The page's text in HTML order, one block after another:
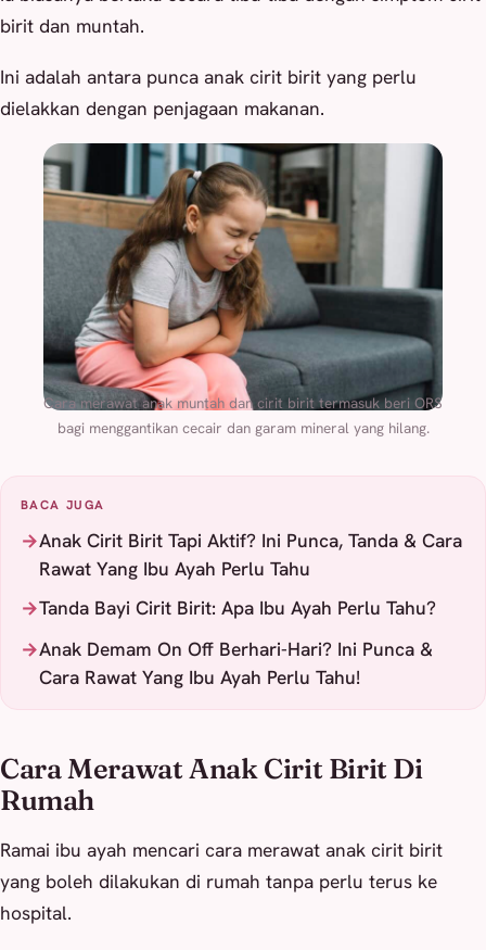
birit dan muntah.
Ini adalah antara punca anak cirit birit yang perlu
dielakkan dengan penjagaan makanan.
Cara merawat anak muntah dan cirit birit termasuk beri ORS
bagi menggantikan cecair dan garam mineral yang hilang.
BACA JUGA
Anak Cirit Birit Tapi Aktif? Ini Punca, Tanda & Cara
Rawat Yang Ibu Ayah Perlu Tahu
Tanda Bayi Cirit Birit: Apa Ibu Ayah Perlu Tahu?
Anak Demam On Off Berhari-Hari? Ini Punca &
Cara Rawat Yang Ibu Ayah Perlu Tahu!
Cara Merawat Anak Cirit Birit Di
Rumah
Ramai ibu ayah mencari cara merawat anak cirit birit
yang boleh dilakukan di rumah tanpa perlu terus ke
hospital.